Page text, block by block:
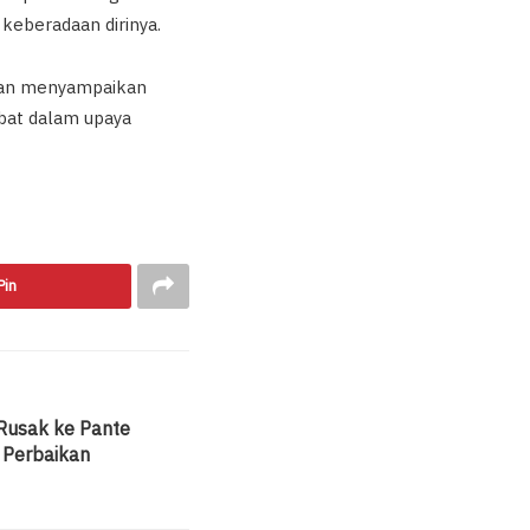
dirinya.
menyampaikan
dalam upaya
ke Pante